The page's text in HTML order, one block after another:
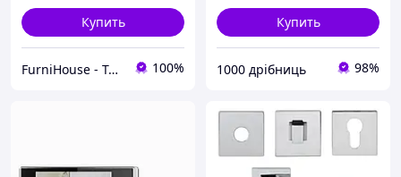
Купить
FurniHouse - Товары для дома и сада 100%
Купить
1000 дрібниць 98%